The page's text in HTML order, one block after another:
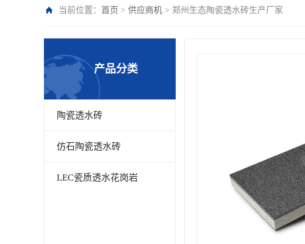
当前位置： 首页 > 供应商机 > 郑州生态陶瓷透水砖生产厂家
产品分类
陶瓷透水砖
仿石陶瓷透水砖
LEC瓷质透水花岗岩